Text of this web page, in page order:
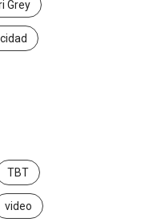
Grey
TBT
video